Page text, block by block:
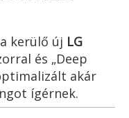
kerülő új LG
és „Deep
akár
ígérnek.